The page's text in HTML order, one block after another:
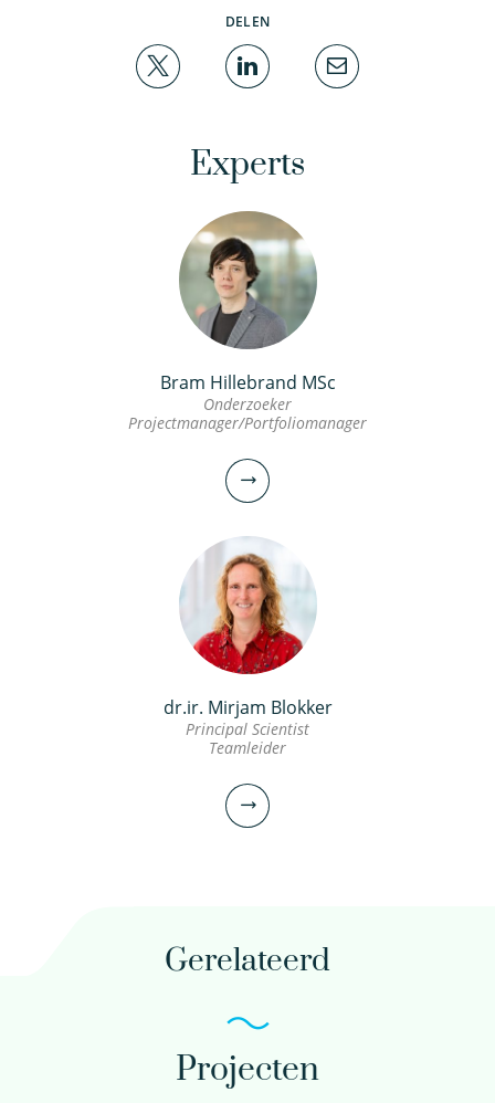
DELEN
Experts
Bram Hillebrand MSc
Onderzoeker
Projectmanager/Portfoliomanager
Bram Hillebrand MSc
Onderzoeker
Projectmanager/Portfoliomanager
bram.hillebrand@kwrwater.nl
bekijk profiel
dr.ir. Mirjam Blokker
Principal Scientist
Teamleider
dr.ir. Mirjam Blokker
Gerelateerd
Projecten